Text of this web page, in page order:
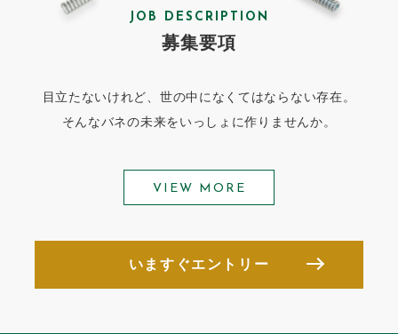
JOB DESCRIPTION
募集要項
目立たないけれど、世の中になくてはならない存在。
そんなバネの未来をいっしょに作りませんか。
VIEW MORE
いますぐエントリー